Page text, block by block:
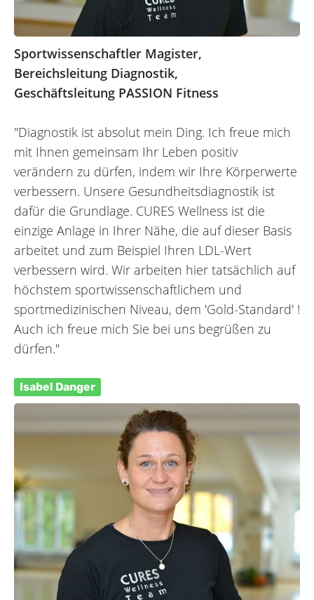
Sportwissenschaftler Magister,
Bereichsleitung Diagnostik,
Geschäftsleitung PASSION Fitness
"Diagnostik ist absolut mein Ding. Ich freue mich
mit Ihnen gemeinsam Ihr Leben positiv
verändern zu dürfen, indem wir Ihre Körperwerte
verbessern. Unsere Gesundheitsdiagnostik ist
dafür die Grundlage. CURES Wellness ist die
einzige Anlage in Ihrer Nähe, die auf dieser Basis
arbeitet und zum Beispiel Ihren LDL-Wert
verbessern wird. Wir arbeiten hier tatsächlich auf
höchstem sportwissenschaftlichem und
sportmedizinischen Niveau, dem 'Gold-Standard' !
Auch ich freue mich Sie bei uns begrüßen zu
dürfen."
Isabel Danger